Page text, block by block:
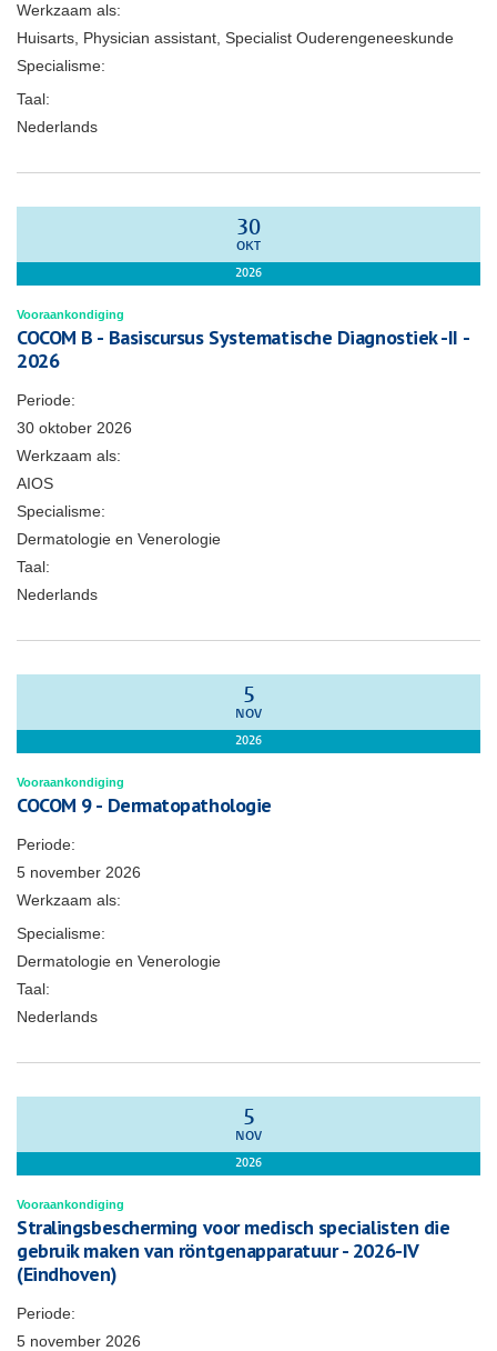
Werkzaam als:
Huisarts, Physician assistant, Specialist Ouderengeneeskunde
Specialisme:
Taal:
Nederlands
30
OKT
2026
Vooraankondiging
COCOM B - Basiscursus Systematische Diagnostiek -II -
2026
Periode:
30 oktober 2026
Werkzaam als:
AIOS
Specialisme:
Dermatologie en Venerologie
Taal:
Nederlands
5
NOV
2026
Vooraankondiging
COCOM 9 - Dermatopathologie
Periode:
5 november 2026
Werkzaam als:
Specialisme:
Dermatologie en Venerologie
Taal:
Nederlands
5
NOV
2026
Vooraankondiging
Stralingsbescherming voor medisch specialisten die
gebruik maken van röntgenapparatuur - 2026-IV
(Eindhoven)
Periode:
5 november 2026